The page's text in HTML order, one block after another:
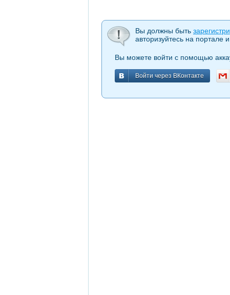
Вы должны быть
авторизуйтесь на портале
Вы можете войти с помощью
Войти через ВКонтакте
Войти через ВКонтакте